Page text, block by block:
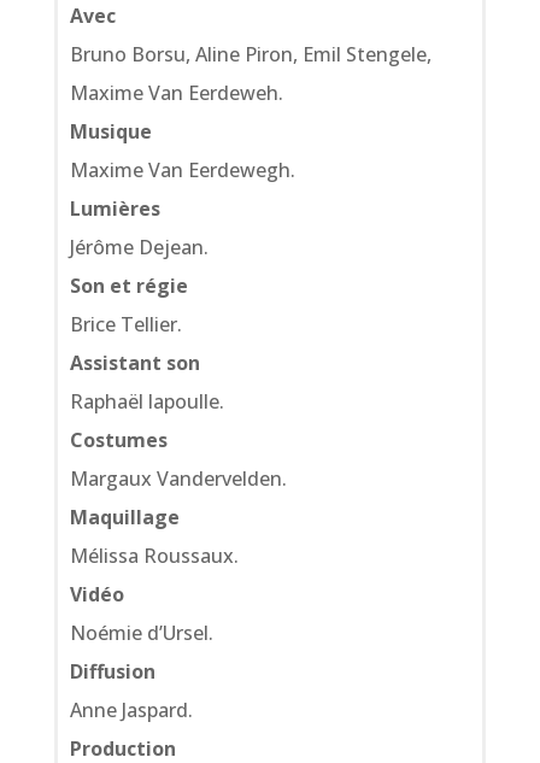
Avec
Bruno Borsu, Aline Piron, Emil Stengele,
Maxime Van Eerdeweh.
Musique
Maxime Van Eerdewegh.
Lumières
Jérôme Dejean.
Son et régie
Brice Tellier.
Assistant son
Raphaël lapoulle.
Costumes
Margaux Vandervelden.
Maquillage
Mélissa Roussaux.
Vidéo
Noémie d’Ursel.
Diffusion
Anne Jaspard.
Production